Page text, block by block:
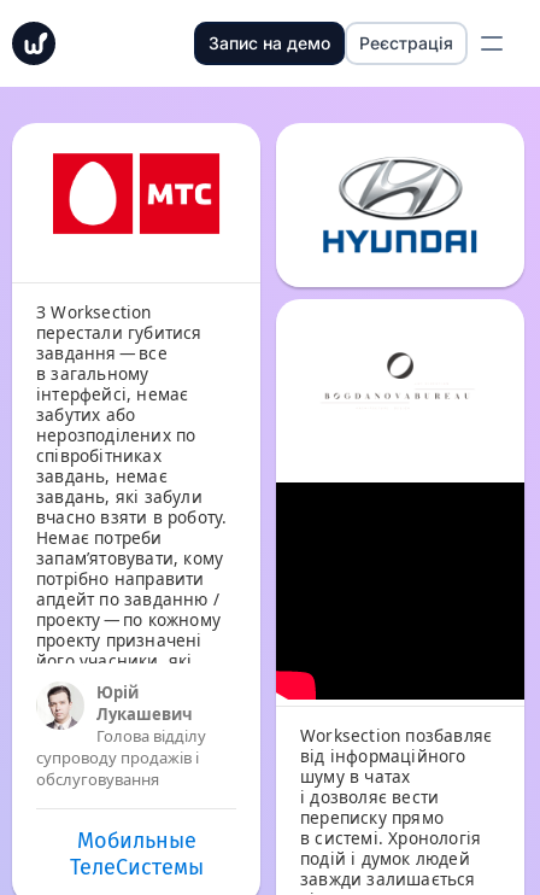
Запис на демо Реєстрація
З Worksection
перестали губитися
завдання — все
в загальному
інтерфейсі, немає
забутих або
нерозподілених по
співробітниках
завдань, немає
завдань, які забули
вчасно взяти в роботу.
Немає потреби
запам’ятовувати, кому
потрібно направити
апдейт по завданню /
проекту — по кожному
проекту призначені
його учасники, які
обов’язково отримають
всі необхідні
оновлення.
Юрій
Лукашевич
Голова відділу
супроводу продажів і
обслуговування
Мобильные
ТелеСистемы
Worksection позбавляє
від інформаційного
шуму в чатах
і дозволяє вести
переписку прямо
в системі. Хронологія
подій і думок людей
завжди залишається